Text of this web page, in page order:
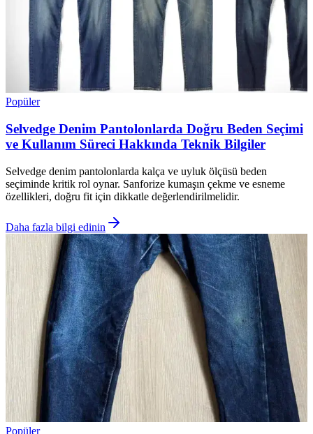
Popüler
Selvedge Denim Pantolonlarda Doğru Beden Seçimi
ve Kullanım Süreci Hakkında Teknik Bilgiler
Selvedge denim pantolonlarda kalça ve uyluk ölçüsü beden
seçiminde kritik rol oynar. Sanforize kumaşın çekme ve esneme
özellikleri, doğru fit için dikkatle değerlendirilmelidir.
Daha fazla bilgi edinin
Popüler